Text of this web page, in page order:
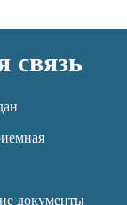
связь
документы